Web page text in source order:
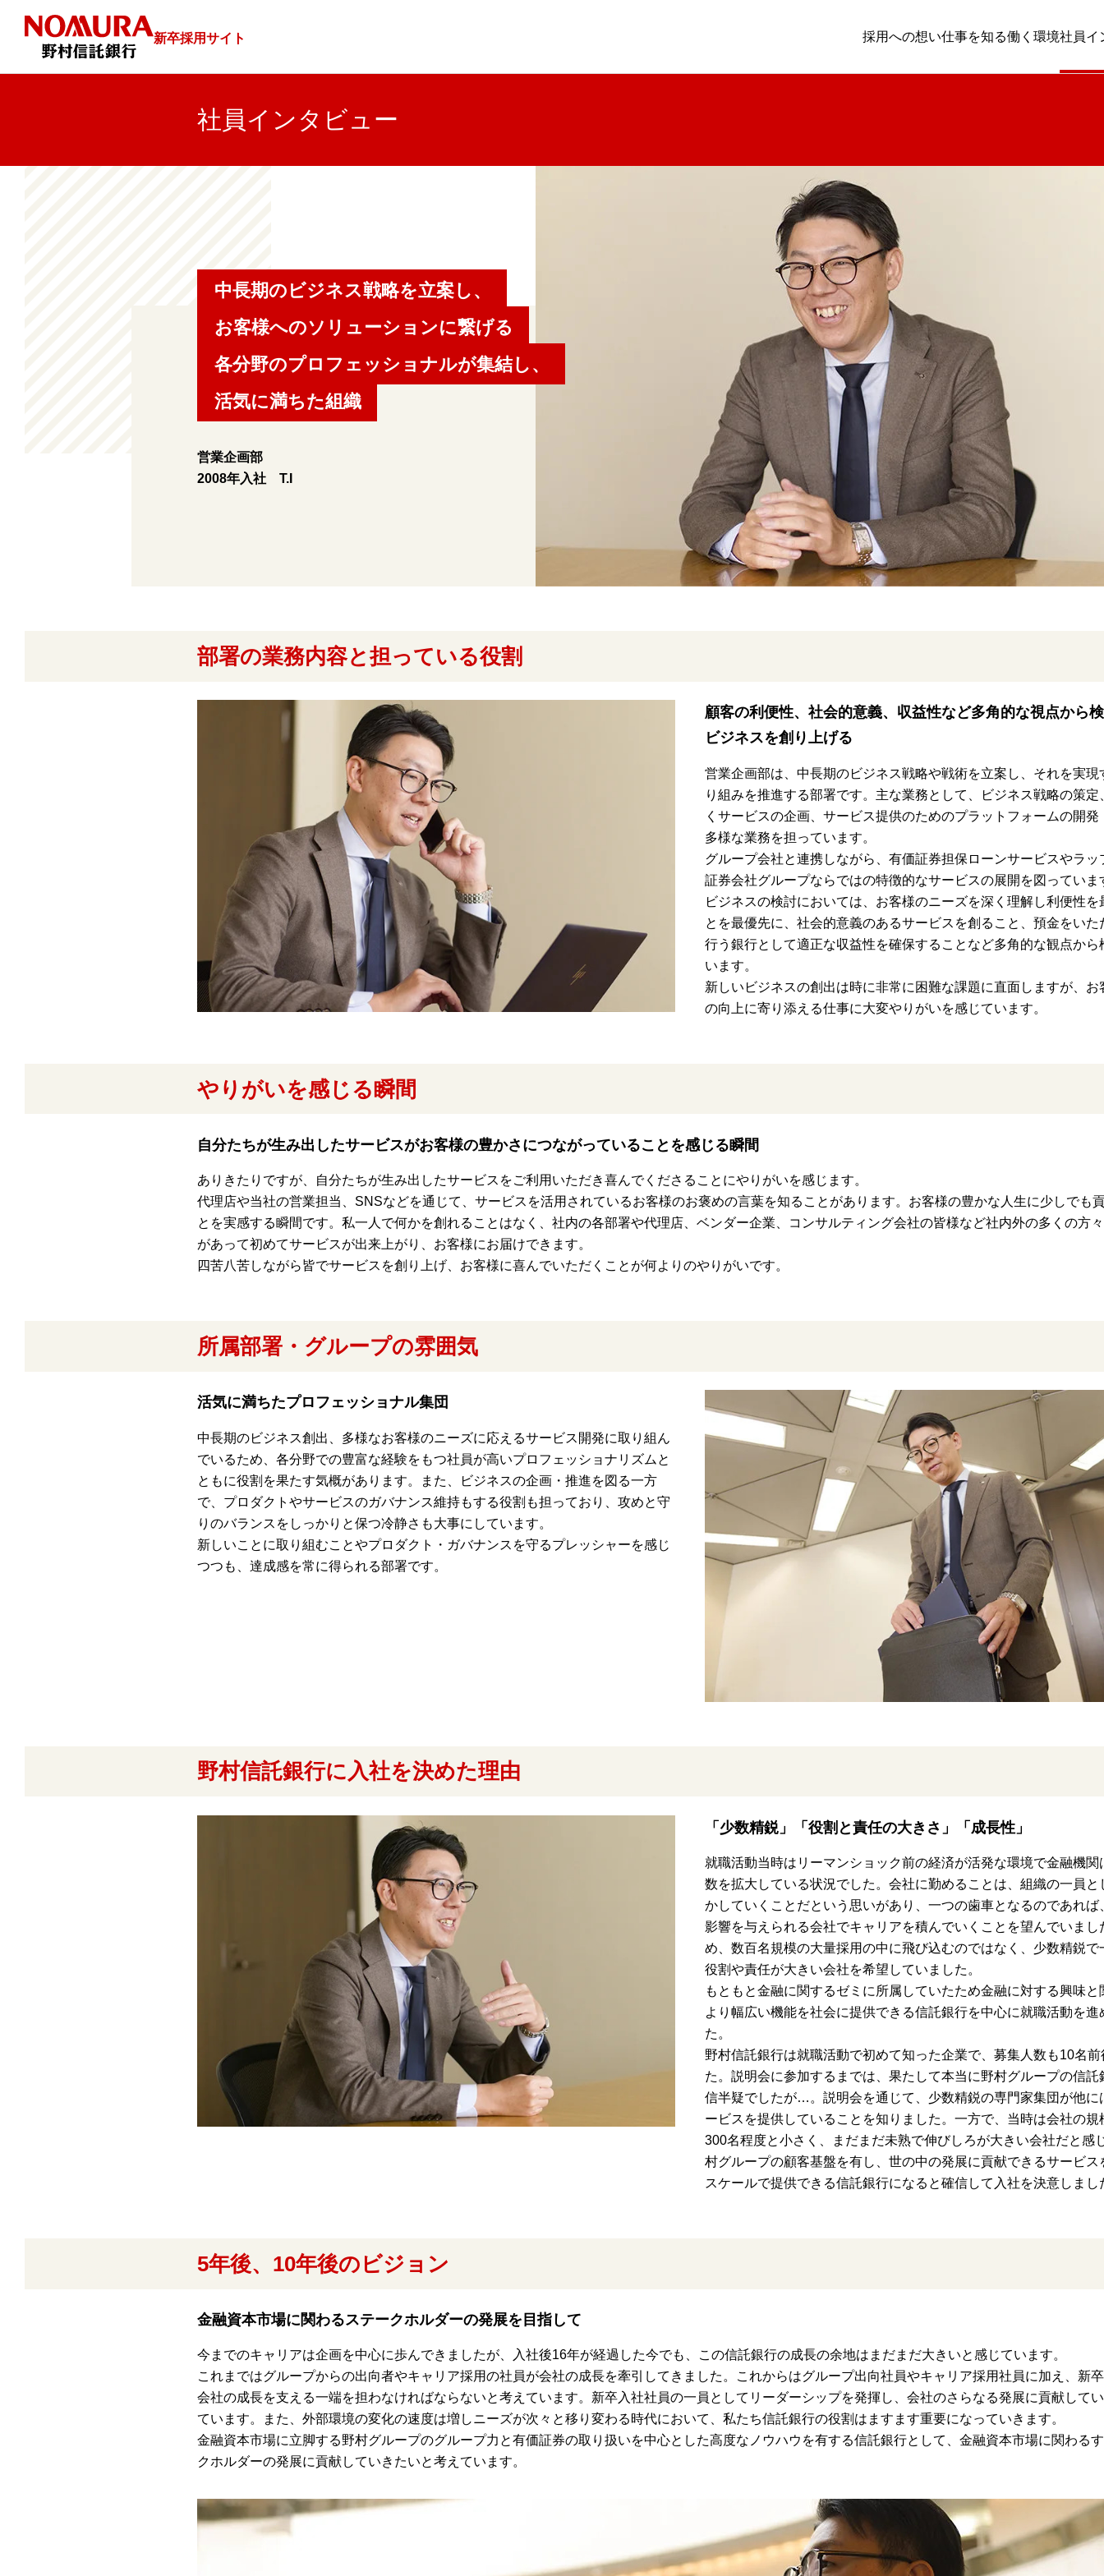
新卒採用サイト 採用への想い仕事を知る働く環境社員イ
社員インタビュー
中長期のビジネス戦略を立案し、
お客様へのソリューションに繋げる
各分野のプロフェッショナルが集結し、
活気に満ちた組織
営業企画部
2008年入社 T.I
部署の業務内容と担っている役割
顧客の利便性、社会的意義、収益性など多角的な視点から
ビジネスを創り上げる
営業企画部は、中長期のビジネス戦略や戦術を立案し、それを実現
り組みを推進する部署です。主な業務として、ビジネス戦略の策定
くサービスの企画、サービス提供のためのプラットフォームの開発
多様な業務を担っています。
グループ会社と連携しながら、有価証券担保ローンサービスやラッ
証券会社グループならではの特徴的なサービスの展開を図っていま
ビジネスの検討においては、お客様のニーズを深く理解し利便性を
とを最優先に、社会的意義のあるサービスを創ること、預金をいた
行う銀行として適正な収益性を確保することなど多角的な観点から
います。
新しいビジネスの創出は時に非常に困難な課題に直面しますが、お
の向上に寄り添える仕事に大変やりがいを感じています。
やりがいを感じる瞬間
自分たちが生み出したサービスがお客様の豊かさにつながっていることを感じる瞬間
ありきたりですが、自分たちが生み出したサービスをご利用いただき喜んでくださることにやりがいを感じます。
代理店や当社の営業担当、SNSなどを通じて、サービスを活用されているお客様のお褒めの言葉を知ることがあります。お客様の豊かな人生に少しでも
とを実感する瞬間です。私一人で何かを創れることはなく、社内の各部署や代理店、ベンダー企業、コンサルティング会社の皆様など社内外の多くの方
があって初めてサービスが出来上がり、お客様にお届けできます。
四苦八苦しながら皆でサービスを創り上げ、お客様に喜んでいただくことが何よりのやりがいです。
所属部署・グループの雰囲気
活気に満ちたプロフェッショナル集団
中長期のビジネス創出、多様なお客様のニーズに応えるサービス開発に取り組ん
でいるため、各分野での豊富な経験をもつ社員が高いプロフェッショナリズムと
ともに役割を果たす気概があります。また、ビジネスの企画・推進を図る一方
で、プロダクトやサービスのガバナンス維持もする役割も担っており、攻めと守
りのバランスをしっかりと保つ冷静さも大事にしています。
新しいことに取り組むことやプロダクト・ガバナンスを守るプレッシャーを感じ
つつも、達成感を常に得られる部署です。
野村信託銀行に入社を決めた理由
「少数精鋭」「役割と責任の大きさ」「成長性」
就職活動当時はリーマンショック前の経済が活発な環境で金融機関
数を拡大している状況でした。会社に勤めることは、組織の一員と
かしていくことだという思いがあり、一つの歯車となるのであれば
影響を与えられる会社でキャリアを積んでいくことを望んでいまし
め、数百名規模の大量採用の中に飛び込むのではなく、少数精鋭で
役割や責任が大きい会社を希望していました。
もともと金融に関するゼミに所属していたため金融に対する興味と
より幅広い機能を社会に提供できる信託銀行を中心に就職活動を進
た。
野村信託銀行は就職活動で初めて知った企業で、募集人数も10名
た。説明会に参加するまでは、果たして本当に野村グループの信託
信半疑でしたが…。説明会を通じて、少数精鋭の専門家集団が他に
ービスを提供していることを知りました。一方で、当時は会社の規
300名程度と小さく、まだまだ未熟で伸びしろが大きい会社だと感
村グループの顧客基盤を有し、世の中の発展に貢献できるサービス
スケールで提供できる信託銀行になると確信して入社を決意しまし
5年後、10年後のビジョン
金融資本市場に関わるステークホルダーの発展を目指して
今までのキャリアは企画を中心に歩んできましたが、入社後16年が経過した今でも、この信託銀行の成長の余地はまだまだ大きいと感じています。
これまではグループからの出向者やキャリア採用の社員が会社の成長を牽引してきました。これからはグループ出向社員やキャリア採用社員に加え、新
会社の成長を支える一端を担わなければならないと考えています。新卒入社社員の一員としてリーダーシップを発揮し、会社のさらなる発展に貢献して
ています。また、外部環境の変化の速度は増しニーズが次々と移り変わる時代において、私たち信託銀行の役割はますます重要になっていきます。
金融資本市場に立脚する野村グループのグループ力と有価証券の取り扱いを中心とした高度なノウハウを有する信託銀行として、金融資本市場に関わる
クホルダーの発展に貢献していきたいと考えています。